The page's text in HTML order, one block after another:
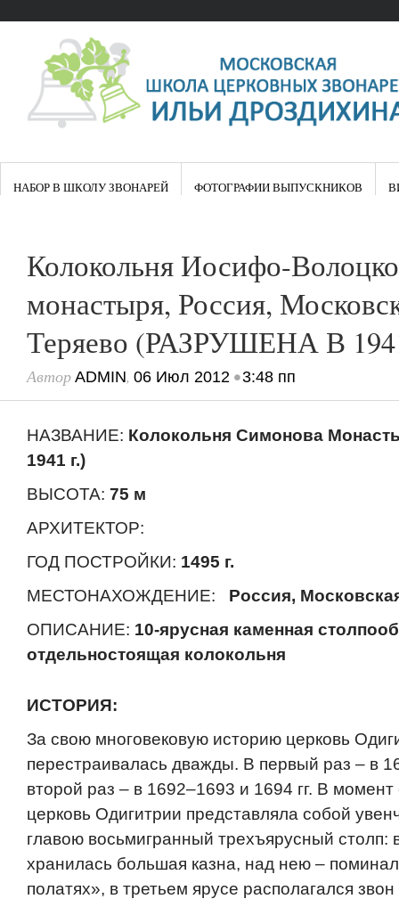
НАБОР В ШКОЛУ ЗВОНАРЕЙ ФОТОГРАФИИ ВЫПУСКНИКОВ
Колокольня Иосифо-
монастыря, Россия,
Теряево (РАЗРУШЕНА В
Автор ADMIN, 06 Июл 2012 •3:48 пп
НАЗВАНИЕ: Колокольня Симонова
1941 г.)
ВЫСОТА: 75 м
АРХИТЕКТОР:
ГОД ПОСТРОЙКИ: 1495 г.
МЕСТОНАХОЖДЕНИЕ:
Россия,
ОПИСАНИЕ: 10-ярусная каменная
отдельностоящая колокольня
ИСТОРИЯ:
За свою многовековую историю церковь
перестраивалась дважды. В первый раз – в
второй раз – в 1692–1693 и 1694 гг. В момент
церковь Одигитрии представляла собой
главою восьмигранный трехъярусный столп:
хранилась большая казна, над нею –
полатях», в третьем ярусе располагался